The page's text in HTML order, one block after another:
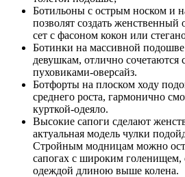
Ботильоны с острым носком и
позволят создать
сет с фасоном кокон или
Ботинки на массивной
девушкам, отлично
пуховиками-оверсайз.
Ботфорты на плоском ходу
среднего роста, гармонично
курткой-одеяло.
Высокие сапоги сделают
актуальная модель чулки
Стройным модницам можно
сапогах с широким голенищем,
одеждой длиною выше колена.